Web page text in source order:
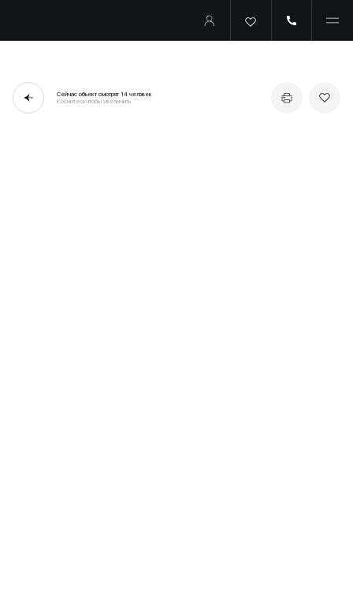
Сейчас объект смотрят14 человек
Коснитесь чтобы увеличить